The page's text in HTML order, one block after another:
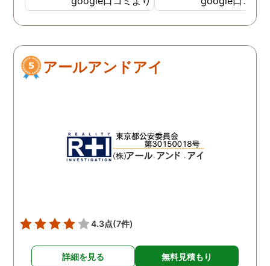
ない状態でした。 そんな中
ダメ元で同じ相談をした
してくださり、そして私が
持ってる情報から的確にア
れて、実際に不貞の現場も
数回おさえることができと
らしいです。 また、さまざ
まな事情も汲んでくださ
り、私の精神的なフォロー
だけでなく、その後の弁護
こともなく金銭的な問題
ありましたので相談して
さりました。結果として
して下さり応援してるか
ねと温かい言葉までかけ
お願いしたいと思ってお
ます。本当にありがとう
アールアンドアイ
4.3点(7件)
詳細を見る 無料見積もり